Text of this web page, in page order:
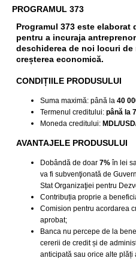
PROGRAMUL 373
Programul 373 este
pentru a incuraja
deschiderea de noi locuri
creșterea economică.
CONDIȚIILE PRODUSULUI
Suma maximă: până la 40
Termenul creditului: până la
Moneda creditului: MDL/
AVANTAJELE PRODUSULUI
Dobândă de doar 7% în lei
va fi subvenţionată de
Stat Organizaţiei pentru
Contribuția proprie a
Comision pentru acordarea
aprobat;
Banca nu percepe de la
cererii de credit și de
anticipată sau orice alte plăți